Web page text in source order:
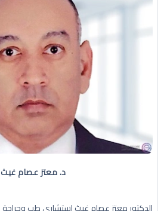
د. معتز عصام غيث